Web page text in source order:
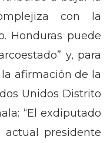
con la
Honduras puede
y, para
afirmación de la
Unidos Distrito
“El exdiputado
actual presidente